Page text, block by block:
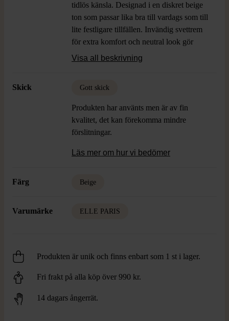
tidlös känsla. Designad i en diskret beige
ton som passar lika bra till vardags som till
lite festligare tillfällen. Invändig svettrem
för extra komfort och neutral look gör
hatten lätt att matcha med olika stilar.
Visa all beskrivning
Skick Gott skick
Produkten har använts men är av fin
kvalitet, det kan förekomma mindre
förslitningar.
Läs mer om hur vi bedömer
Färg Beige
Varumärke ELLE PARIS
Produkten är unik och finns enbart som 1 st i lager.
Fri frakt på alla köp över 990 kr.
14 dagars ångerrät.